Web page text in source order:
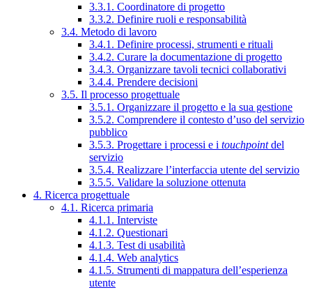
3.3.1. Coordinatore di progetto
3.3.2. Definire ruoli e responsabilità
3.4. Metodo di lavoro
3.4.1. Definire processi, strumenti e rituali
3.4.2. Curare la documentazione di progetto
3.4.3. Organizzare tavoli tecnici collaborativi
3.4.4. Prendere decisioni
3.5. Il processo progettuale
3.5.1. Organizzare il progetto e la sua gestione
3.5.2. Comprendere il contesto d’uso del servizio
pubblico
3.5.3. Progettare i processi e i touchpointdel
servizio
3.5.4. Realizzare l’interfaccia utente del servizio
3.5.5. Validare la soluzione ottenuta
4. Ricerca progettuale
4.1. Ricerca primaria
4.1.1. Interviste
4.1.2. Questionari
4.1.3. Test di usabilità
4.1.4. Web analytics
4.1.5. Strumenti di mappatura dell’esperienza
utente